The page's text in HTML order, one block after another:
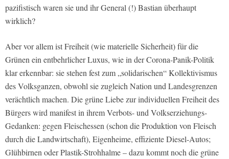
pazifistisch waren sie und ihr General (!) Bastian überhaupt
wirklich?
Aber vor allem ist Freiheit (wie materielle Sicherheit) für die
Grünen ein entbehrlicher Luxus, wie in der Corona-Panik-Politik
klar erkennbar: sie stehen fest zum „solidarischen“ Kollektivismus
des Volksganzen, obwohl sie zugleich Nation und Landesgrenzen
verächtlich machen. Die grüne Liebe zur individuellen Freiheit des
Bürgers wird manifest in ihrem Verbots- und Volkserziehungs-
Gedanken: gegen Fleischessen (schon die Produktion von Fleisch
durch die Landwirtschaft), Eigenheime, effiziente Diesel-Autos;
Glühbirnen oder Plastik-Strohhalme – dazu kommt noch die grüne